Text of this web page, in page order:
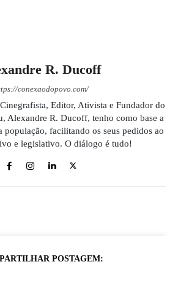
R. Ducoff
conexaodopovo.com/
Editor, Ativista e Fundador do
Alexandre R. Ducoff, tenho como base a
população, facilitando os seus pedidos ao
e legislativo. O diálogo é tudo!
POSTAGEM: